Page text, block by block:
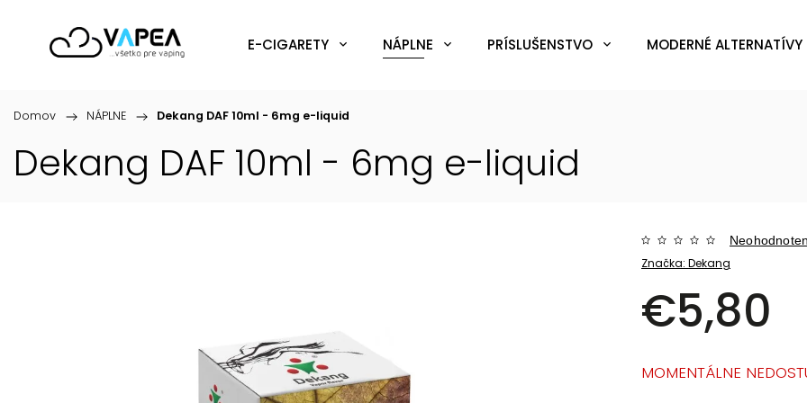
E-CIGARETY NÁPLNE PRÍSLUŠENSTVO MODERNÉ ALTERNATÍVY
Domov / NÁPLNE / Dekang DAF 10ml - 6mg e-liquid
Dekang DAF 10ml - 6mg e-liquid
Značka:Dekang
€5,80
MOMENTÁLNE